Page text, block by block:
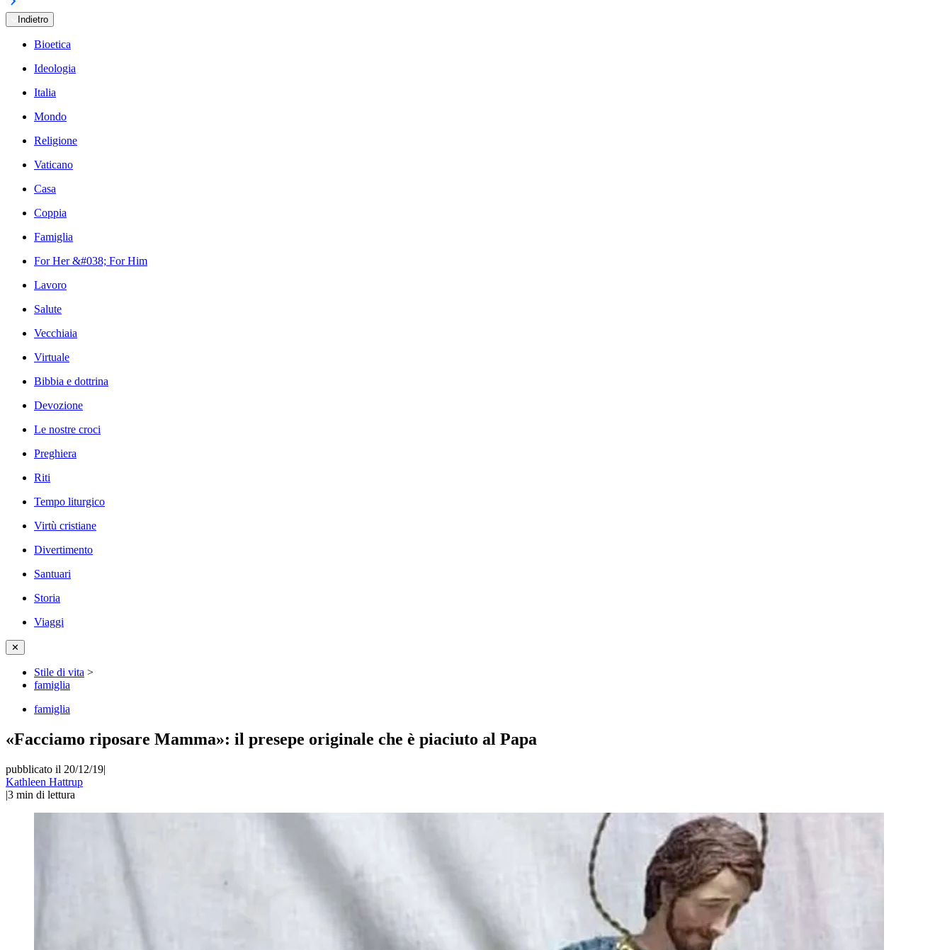
Indietro
Bioetica
Ideologia
Italia
Mondo
Religione
Vaticano
Casa
Coppia
Famiglia
For Her &#038; For Him
Lavoro
Salute
Vecchiaia
Virtuale
Bibbia e dottrina
Devozione
Le nostre croci
Preghiera
Riti
Tempo liturgico
Virtù cristiane
Divertimento
Santuari
Storia
Viaggi
✕
Stile di vita >
famiglia
famiglia
«Facciamo riposare Mamma»: il presepe originale che è piaciuto al Papa
pubblicato il 20/12/19|
Kathleen Hattrup
|3 min di lettura